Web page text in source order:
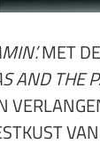
MET
AND THE